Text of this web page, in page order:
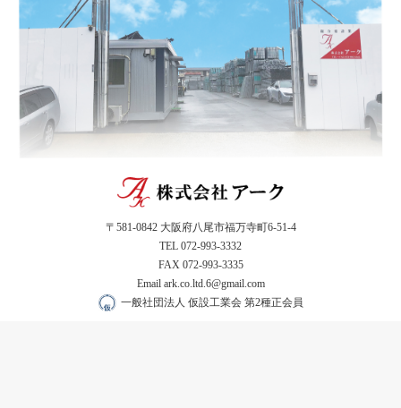
〒581-0842 大阪府八尾市福万寺町6-51-4
TEL 072-993-3332
FAX 072-993-3335
Email ark.co.ltd.6@gmail.com
一般社団法人 仮設工業会 第2種正会員